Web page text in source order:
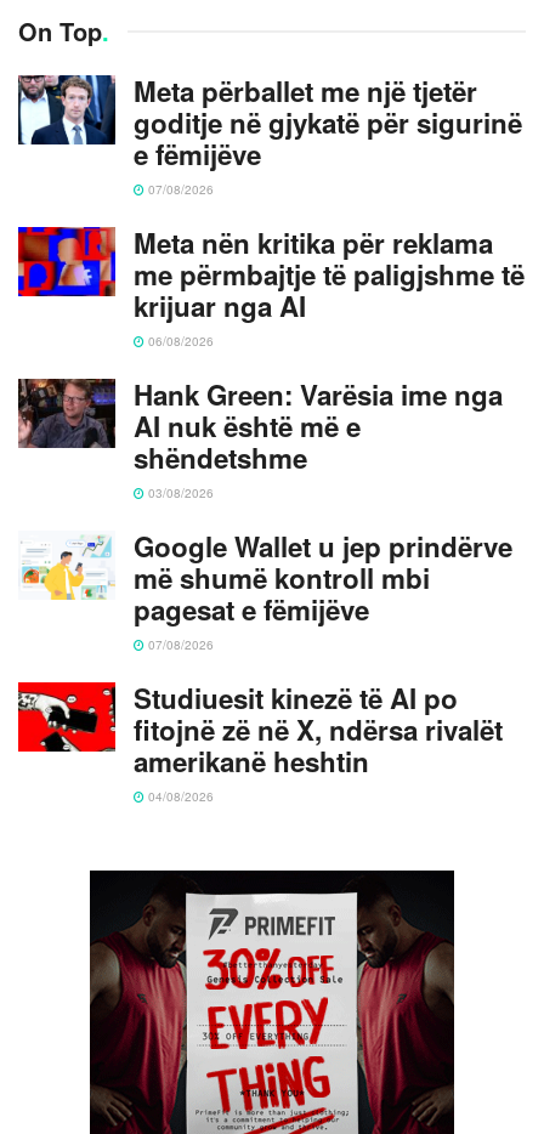
On Top.
Meta përballet me një tjetër
goditje në gjykatë për sigurinë
e fëmijëve
07/08/2026
Meta nën kritika për reklama
me përmbajtje të paligjshme të
krijuar nga AI
06/08/2026
Hank Green: Varësia ime nga
AI nuk është më e
shëndetshme
03/08/2026
Google Wallet u jep prindërve
më shumë kontroll mbi
pagesat e fëmijëve
07/08/2026
Studiuesit kinezë të AI po
fitojnë zë në X, ndërsa rivalët
amerikanë heshtin
04/08/2026